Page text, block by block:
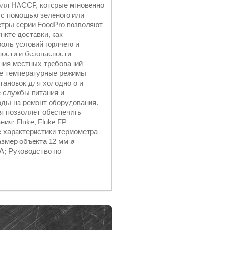
HACCP, которые мгновенно
помощью зеленого или
серии FoodPro позволяют
доставки, как
условий горячего и
и безопасности
местных требований
температурные режимы
для холодного и
службы питания и
на ремонт оборудования.
позволяет обеспечить
Fluke, Fluke FP,
термометра
объекта 12 мм ø
Руководство по